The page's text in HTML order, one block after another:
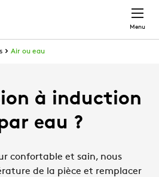
Menu
Air ou eau
à induction
eau ?
confortable et sain, nous
de la pièce et remplacer